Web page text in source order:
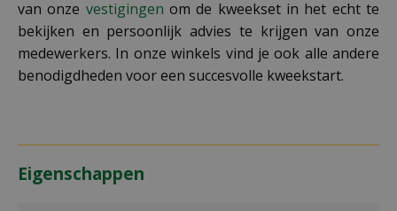
van onze vestigingen om de kweekset in het echt te
bekijken en persoonlijk advies te krijgen van onze
medewerkers. In onze winkels vind je ook alle andere
benodigdheden voor een succesvolle kweekstart.
Eigenschappen